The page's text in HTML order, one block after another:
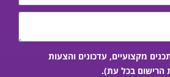
מקצועיים, עדכונים והצעות
הרישום בכל עת).